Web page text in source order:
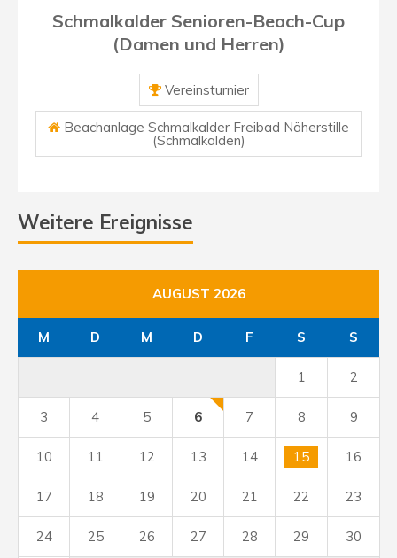
Schmalkalder Senioren-Beach-Cup
(Damen und Herren)
Vereinsturnier
Beachanlage Schmalkalder Freibad Näherstille
(Schmalkalden)
Weitere Ereignisse
AUGUST 2026
M D M D F S S
1 2
3 4 5 6 7 8 9
10 11 12 13 14 15 16
17 18 19 20 21 22 23
24 25 26 27 28 29 30